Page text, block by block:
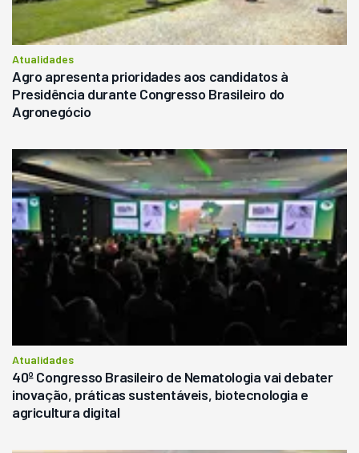
Atualidades
Agro apresenta prioridades aos candidatos à
Presidência durante Congresso Brasileiro do
Agronegócio
Atualidades
40º Congresso Brasileiro de Nematologia vai debater
inovação, práticas sustentáveis, biotecnologia e
agricultura digital